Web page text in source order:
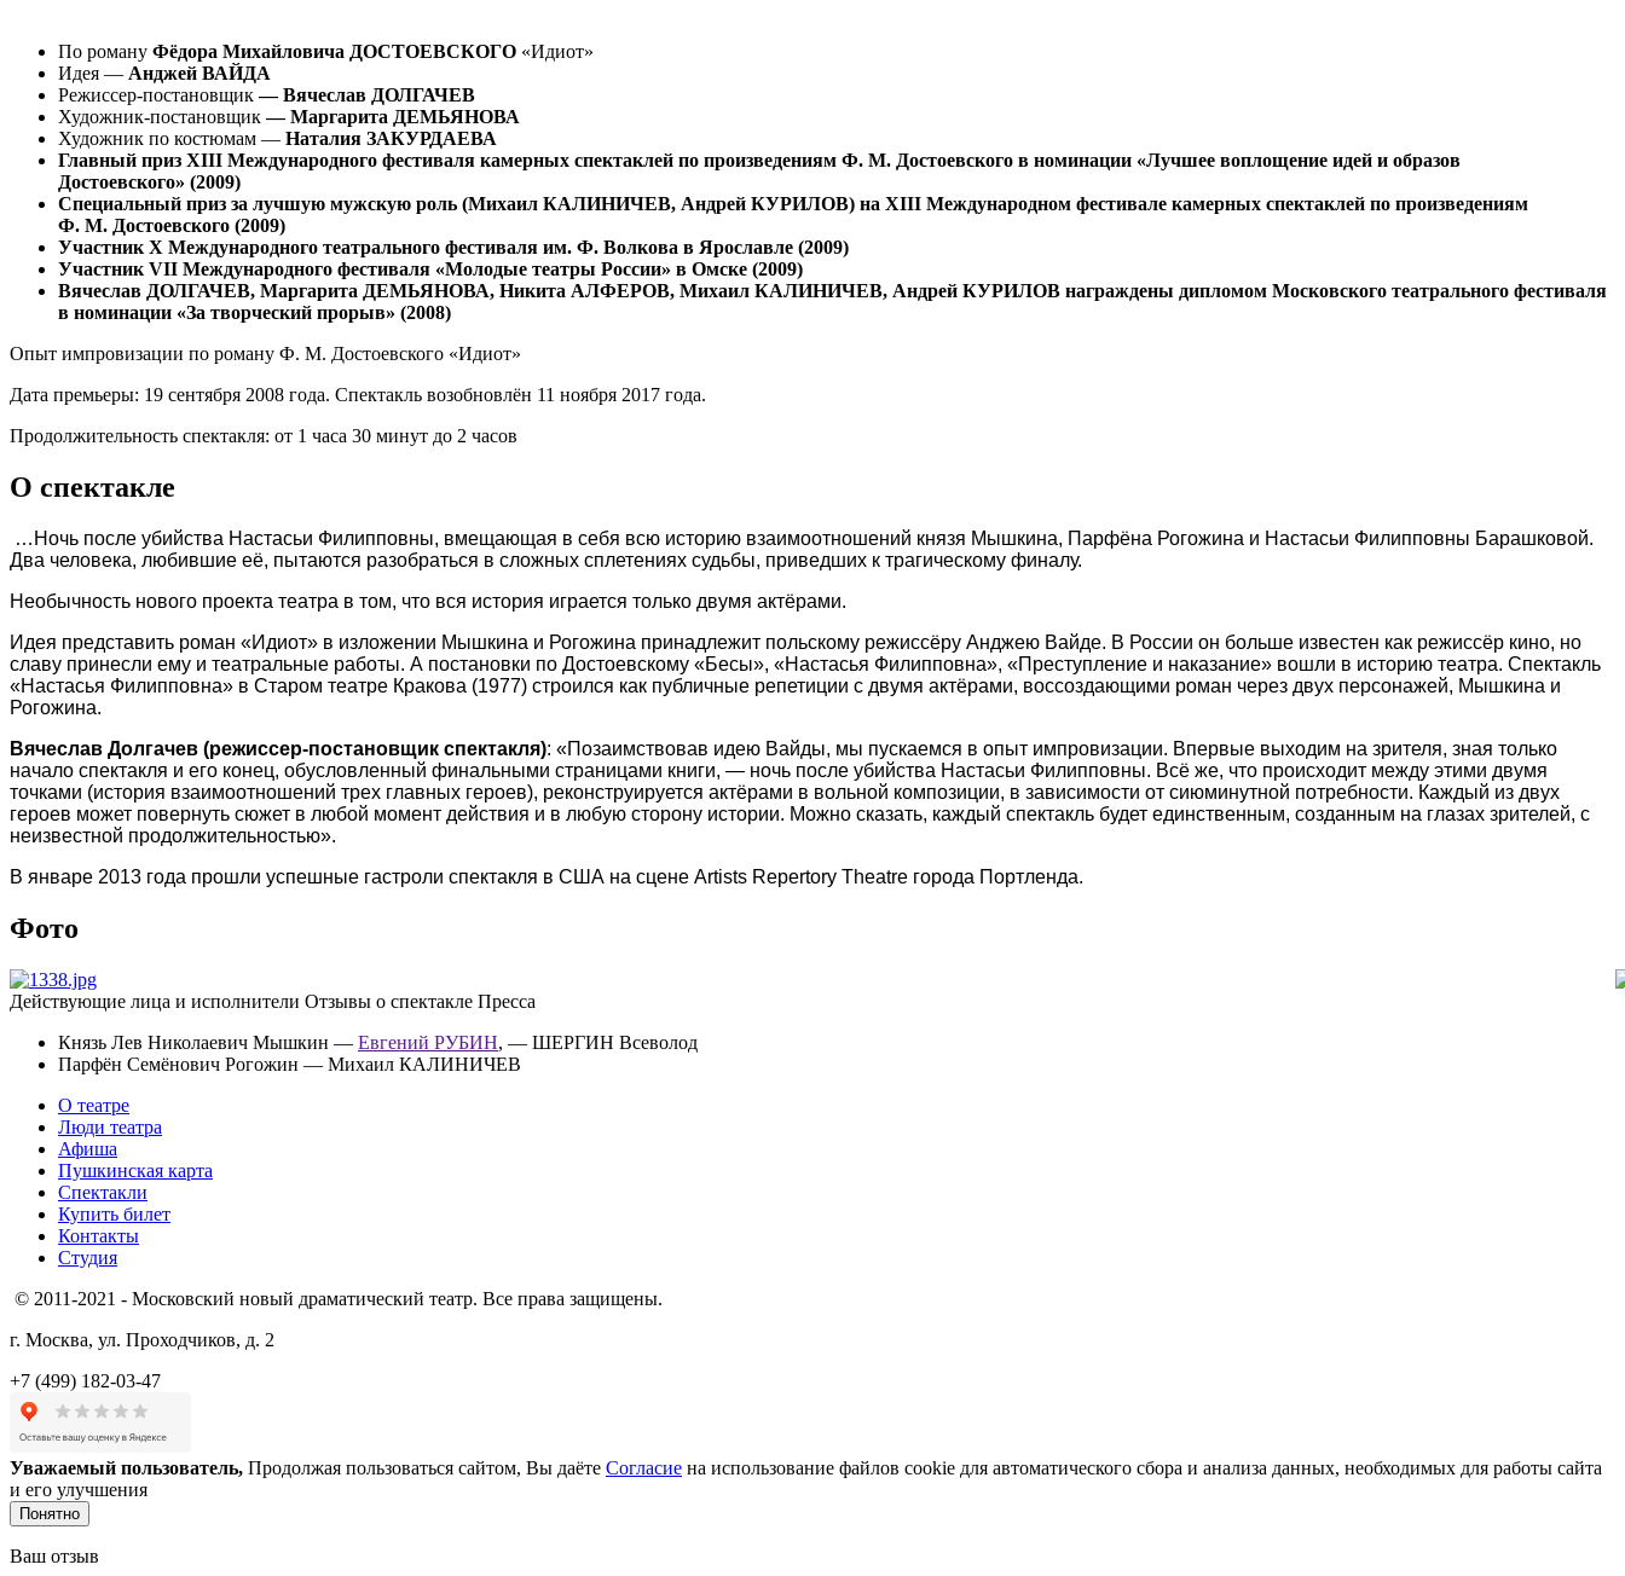
По роману Фёдора Михайловича ДОСТОЕВСКОГО «Идиот»
Идея — Анджей ВАЙДА
Режиссер-постановщик— Вячеслав ДОЛГАЧЕВ
Художник-постановщик— Маргарита ДЕМЬЯНОВА
Художник по костюмам — Наталия ЗАКУРДАЕВА
Главный приз XIII Международного фестиваля камерных спектаклей по произведениям Ф. М. Достоевского в номинации «Лучшее воплощение идей и образов
Достоевского» (2009)
Специальный приз за лучшую мужскую роль (Михаил КАЛИНИЧЕВ, Андрей КУРИЛОВ) на XIII Международном фестивале камерных спектаклей по произведениям
Ф. М. Достоевского (2009)
Участник X Международного театрального фестиваля им. Ф. Волкова в Ярославле (2009)
Участник VII Международного фестиваля «Молодые театры России» в Омске (2009)
Вячеслав ДОЛГАЧЕВ, Маргарита ДЕМЬЯНОВА, Никита АЛФЕРОВ, Михаил КАЛИНИЧЕВ, Андрей КУРИЛОВ награждены дипломом Московского театрального фестиваля
в номинации «За творческий прорыв» (2008)
Опыт импровизации по роману Ф. М. Достоевского «Идиот»
Дата премьеры: 19 сентября 2008 года. Спектакль возобновлён 11 ноября 2017 года.
Продолжительность спектакля: от 1 часа 30 минут до 2 часов
О спектакле
…Ночь после убийства Настасьи Филипповны, вмещающая в себя всю историю взаимоотношений князя Мышкина, Парфёна Рогожина и Настасьи Филипповны Барашковой.
Два человека, любившие её, пытаются разобраться в сложных сплетениях судьбы, приведших к трагическому финалу.
Необычность нового проекта театра в том, что вся история играется только двумя актёрами.
Идея представить роман «Идиот» в изложении Мышкина и Рогожина принадлежит польскому режиссёру Анджею Вайде. В России он больше известен как режиссёр кино, но
славу принесли ему и театральные работы. А постановки по Достоевскому «Бесы», «Настасья Филипповна», «Преступление и наказание» вошли в историю театра. Спектакль
«Настасья Филипповна» в Старом театре Кракова (1977) строился как публичные репетиции с двумя актёрами, воссоздающими роман через двух персонажей, Мышкина и
Рогожина.
Вячеслав Долгачев (режиссер-постановщик спектакля): «Позаимствовав идею Вайды, мы пускаемся в опыт импровизации. Впервые выходим на зрителя, зная только
начало спектакля и его конец, обусловленный финальными страницами книги, — ночь после убийства Настасьи Филипповны. Всё же, что происходит между этими двумя
точками (история взаимоотношений трех главных героев), реконструируется актёрами в вольной композиции, в зависимости от сиюминутной потребности. Каждый из двух
героев может повернуть сюжет в любой момент действия и в любую сторону истории. Можно сказать, каждый спектакль будет единственным, созданным на глазах зрителей, с
неизвестной продолжительностью».
В январе 2013 года прошли успешные гастроли спектакля в США на сцене Artists Repertory Theatre города Портленда.
Фото
Действующие лица и исполнители Отзывы о спектакле Пресса
Князь Лев Николаевич Мышкин — Евгений РУБИН, — ШЕРГИН Всеволод
Парфён Семёнович Рогожин — Михаил КАЛИНИЧЕВ
О театре
Люди театра
Афиша
Пушкинская карта
Спектакли
Купить билет
Контакты
Студия
© 2011-2021 - Московский новый драматический театр. Все права защищены.
г. Москва, ул. Проходчиков, д. 2
+7 (499) 182-03-47
Уважаемый пользователь, Продолжая пользоваться сайтом, Вы даёте Согласие на использование файлов cookie для автоматического сбора и анализа данных, необходимых для работы сайта
и его улучшения
Понятно
Ваш отзыв